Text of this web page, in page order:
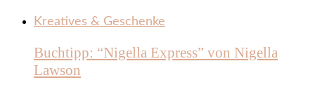
Kreatives & Geschenke
Buchtipp: “Nigella Express” von Nigella
Lawson